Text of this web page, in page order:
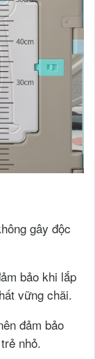
gây độc
bảo khi lắp
vững chãi.
đảm bảo
nhỏ.